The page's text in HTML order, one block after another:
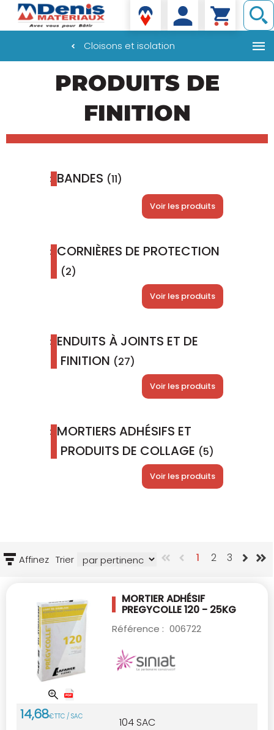
Denis matériaux
Cloisons et isolation
PRODUITS DE
FINITION
BANDES (11)
Voir les produits
CORNIÈRES DE PROTECTION
(2)
Voir les produits
ENDUITS À JOINTS ET DE
FINITION (27)
Voir les produits
MORTIERS ADHÉSIFS ET
PRODUITS DE COLLAGE (5)
Voir les produits
Affinez Trier 1 2 3
MORTIER ADHÉSIF
PREGYCOLLE 120 - 25KG
Référence : 006722
14,68€TTC / SAC 104 SAC